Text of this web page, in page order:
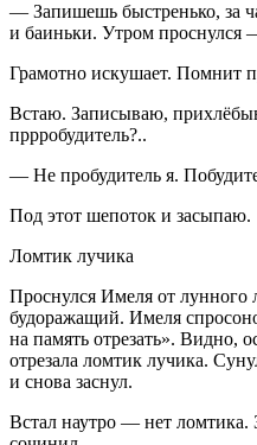
— Запишешь быстренько, за
и баиньки. Утром проснулся
Грамотно искушает. Помнит
Встаю. Записываю,
пррробудитель?..
— Не пробудитель я.
Под этот шепоток и засыпаю.
Ломтик лучика
Проснулся Имеля от
будоражащий. Имеля
на память отрезать». Видно,
отрезала ломтик лучика.
и снова заснул.
Встал наутро — нет